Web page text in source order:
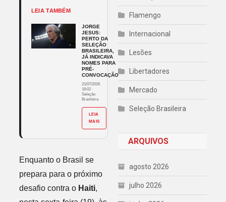
LEIA TAMBÉM
JORGE
JESUS:
PERTO DA
SELEÇÃO
BRASILEIRA,
JÁ INDICAVA
NOMES PARA
PRÉ-
CONVOCAÇÃO
21/07/2026
18:02 ·
Seleção
Brasileira
LEIA
MAIS
Enquanto o Brasil se
prepara para o próximo
desafio contra o Haiti,
Flamengo
Internacional
Lesões
Libertadores
Mercado
Seleção Brasileira
ARQUIVOS
agosto 2026
julho 2026